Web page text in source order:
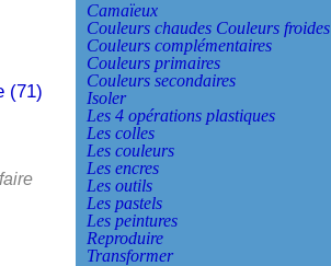
Camaïeux
Couleurs chaudes Couleurs froides
Couleurs complémentaires
Couleurs primaires
Couleurs secondaires
Isoler
Les 4 opérations plastiques
Les colles
Les couleurs
Les encres
Les outils
Les pastels
Les peintures
Reproduire
Transformer